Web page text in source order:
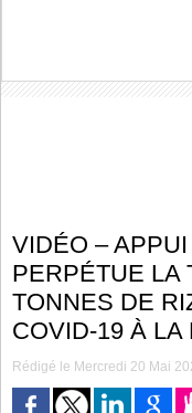
VIDÉO –
PERPÉTUE LA
TONNES DE
COVID-19 À LA
Rédigé le Mercredi 20 Mai